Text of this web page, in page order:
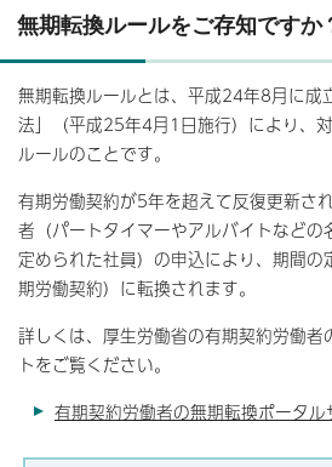
無期転換ルールをご存知ですか
無期転換ルールとは、平成24年8月に成
法」（平成25年4月1日施行）により、
ルールのことです。
有期労働契約が5年を超えて反復更新さ
者（パートタイマーやアルバイトなど
定められた社員）の申込により、期間の
期労働契約）に転換されます。
詳しくは、厚生労働省の有期契約労働者
トをご覧ください。
有期契約労働者の無期転換ポータル